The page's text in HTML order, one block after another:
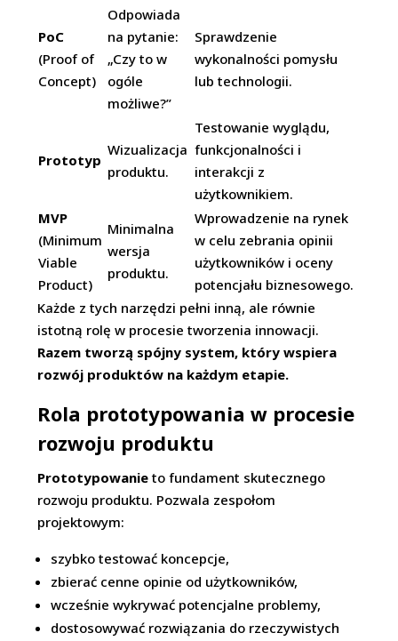
PoC
(Proof of
Concept)
Odpowiada
na pytanie:
„Czy to w
ogóle
możliwe?”
Sprawdzenie
wykonalności pomysłu
lub technologii.
Prototyp
Wizualizacja
produktu.
Testowanie wyglądu,
funkcjonalności i
interakcji z
użytkownikiem.
MVP
(Minimum
Viable
Product)
Minimalna
wersja
produktu.
Wprowadzenie na rynek
w celu zebrania opinii
użytkowników i oceny
potencjału biznesowego.
Każde z tych narzędzi pełni inną, ale równie
istotną rolę w procesie tworzenia innowacji.
Razem tworzą spójny system, który wspiera
rozwój produktów na każdym etapie.
Rola prototypowania w procesie
rozwoju produktu
Prototypowanie to fundament skutecznego
rozwoju produktu. Pozwala zespołom
projektowym:
szybko testować koncepcje,
zbierać cenne opinie od użytkowników,
wcześnie wykrywać potencjalne problemy,
dostosowywać rozwiązania do rzeczywistych